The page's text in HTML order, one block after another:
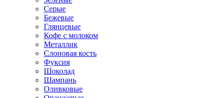
Серые
Бежевые
Глянцевые
Кофе с молоком
Металлик
Слоновая кость
Фуксия
Шоколад
Шампань
Оливковые